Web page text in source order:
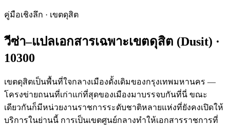
คู่มือเชิงลึก · เขตดุสิต
วีซ่า–แปลเอกสารเฉพาะเขตดุสิต (Dusit) ·
10300
เขตดุสิตเป็นพื้นที่ใจกลางเมืองดั้งเดิมของกรุงเทพมหานคร —
โครงข่ายถนนที่เก่าแก่ที่สุดของเมืองมาบรรจบกันที่นี่ ขณะ
เดียวกันก็มีหน่วยงานราชการระดับชาติหลายแห่งที่ยังคงเปิดให้
บริการในย่านนี้ การเป็นเขตศูนย์กลางทำให้เอกสารราชการที่